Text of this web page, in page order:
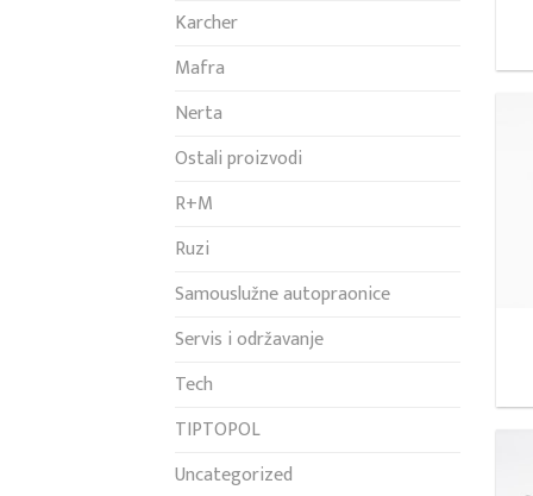
Karcher
Mafra
Nerta
Ostali proizvodi
R+M
Ruzi
Samouslužne autopraonice
Servis i održavanje
Tech
TIPTOPOL
Uncategorized